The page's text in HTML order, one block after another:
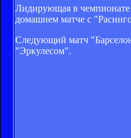
Лидирующая в чемпионате
домашнем матче с
Следующий матч
"Эркулесом".